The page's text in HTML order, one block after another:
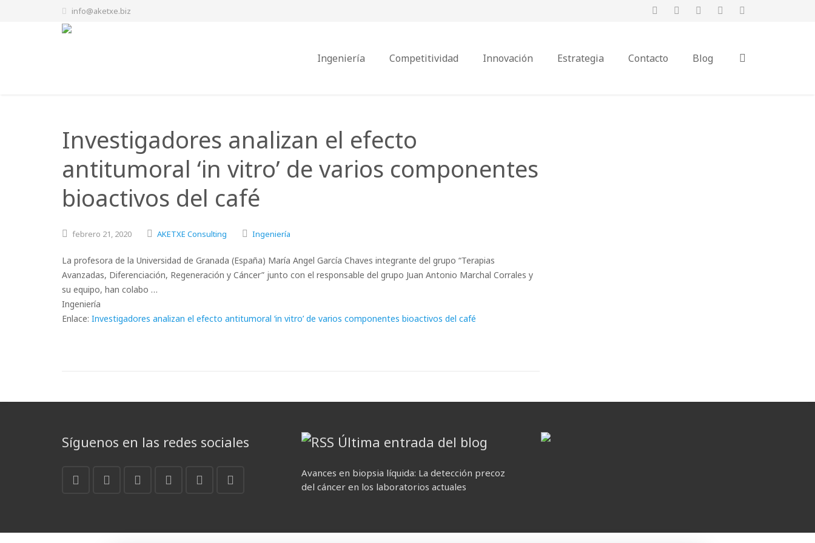
info@aketxe.biz
Ingeniería Competitividad Innovación Estrategia Contacto Blog
Investigadores analizan el efecto
antitumoral ‘in vitro’ de varios componentes
bioactivos del café
febrero 21, 2020 AKETXE Consulting Ingeniería
La profesora de la Universidad de Granada (España) María Angel García Chaves integrante del grupo “Terapias
Avanzadas, Diferenciación, Regeneración y Cáncer” junto con el responsable del grupo Juan Antonio Marchal Corrales y
su equipo, han colabo …
Ingeniería
Enlace: Investigadores analizan el efecto antitumoral ‘in vitro’ de varios componentes bioactivos del café
Síguenos en las redes sociales Última entrada del blog
Avances en biopsia líquida: La detección precoz
del cáncer en los laboratorios actuales